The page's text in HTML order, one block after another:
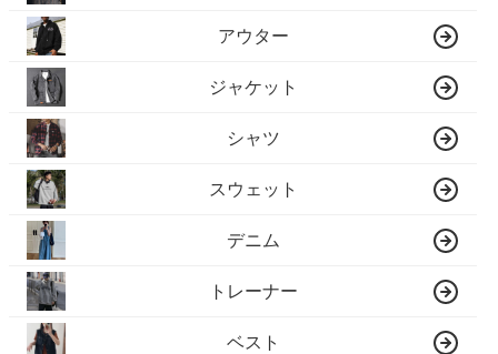
アウター
ジャケット
シャツ
スウェット
デニム
トレーナー
ベスト